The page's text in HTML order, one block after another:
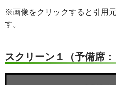
※画像をクリックすると引用
す。
スクリーン１（予備席：